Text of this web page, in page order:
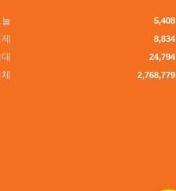
5,408
8,834
24,794
2,768,779